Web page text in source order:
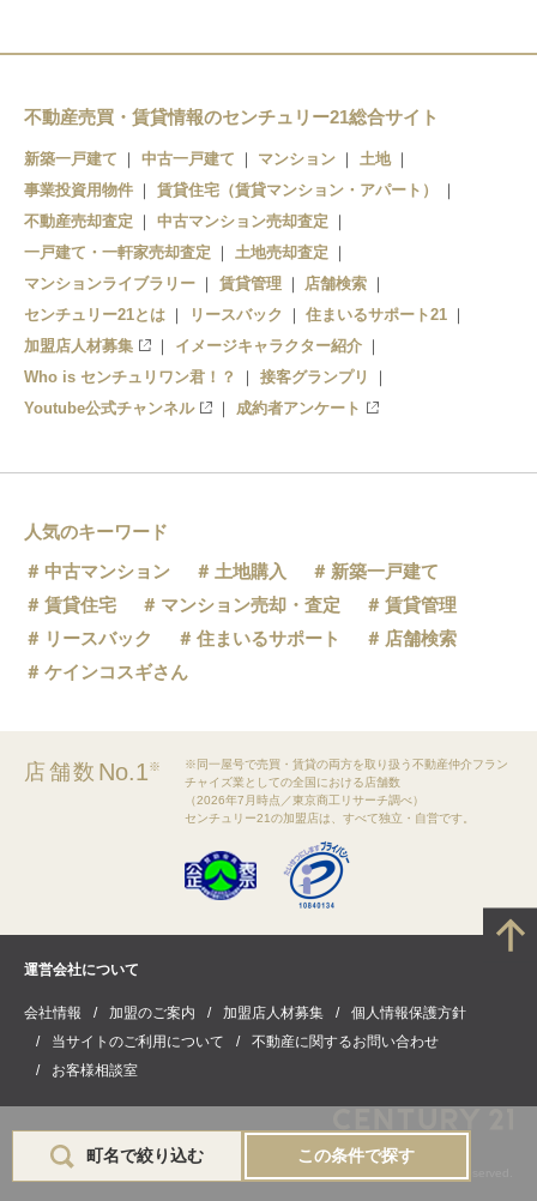
町名で絞り込む この条件で探す
不動産売買・賃貸情報のセンチュリー21総合サイト
新築一戸建て 中古一戸建て マンション
土地
事業投資用物件
賃貸住宅（賃貸マンション・アパート）
不動産売却査定
中古マンション売却査定
一戸建て・一軒家売却査定
土地売却査定
マンションライブラリー
賃貸管理
店舗検索
センチュリー21とは
リースバック
住まいるサポート21
加盟店人材募集
イメージキャラクター紹介
Who is センチュリワン君！？
接客グランプリ
Youtube公式チャンネル
成約者アンケート
人気のキーワード
中古マンション
土地購入
新築一戸建て
賃貸住宅
マンション売却・査定
賃貸管理
リースバック
住まいるサポート
店舗検索
ケインコスギさん
店舗数 No.1※
※同一屋号で売買・賃貸の両方を取り扱う不動産仲介フラン
チャイズ業としての全国における店舗数
（2026年7月時点／東京商工リサーチ調べ）
センチュリー21の加盟店は、すべて独立・自営です。
運営会社について
会社情報 加盟のご案内 加盟店人材募集
個人情報保護方針
当サイトのご利用について
不動産に関するお問い合わせ
お客様相談室